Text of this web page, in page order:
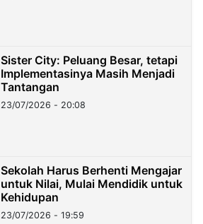
Sister City: Peluang Besar, tetapi
Implementasinya Masih Menjadi
Tantangan
23/07/2026 - 20:08
Sekolah Harus Berhenti Mengajar
untuk Nilai, Mulai Mendidik untuk
Kehidupan
23/07/2026 - 19:59